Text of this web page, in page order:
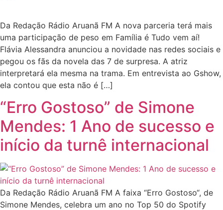
Da Redação Rádio Aruanã FM A nova parceria terá mais
uma participação de peso em Família é Tudo vem aí!
Flávia Alessandra anunciou a novidade nas redes sociais e
pegou os fãs da novela das 7 de surpresa. A atriz
interpretará ela mesma na trama. Em entrevista ao Gshow,
ela contou que esta não é […]
“Erro Gostoso” de Simone
Mendes: 1 Ano de sucesso e
início da turnê internacional
Da Redação Rádio Aruanã FM A faixa “Erro Gostoso“, de
Simone Mendes, celebra um ano no Top 50 do Spotify